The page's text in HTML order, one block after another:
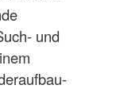
und